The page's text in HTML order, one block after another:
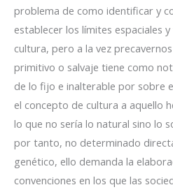
problema de como identificar y
establecer los límites espaciales
cultura, pero a la vez
primitivo o salvaje tiene como
de lo fijo e inalterable por sobre
el concepto de cultura a aquello
lo que no sería lo natural sino lo
por tanto, no determinado
genético, ello demanda la
convenciones en los que las